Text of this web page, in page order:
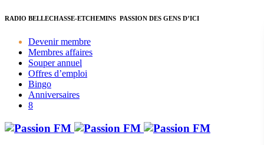
RADIO BELLECHASSE-ETCHEMINS PASSION DES GENS D’ICI
Devenir membre
Membres affaires
Souper annuel
Offres d’emploi
Bingo
Anniversaires